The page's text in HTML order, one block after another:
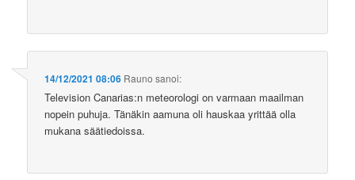
14/12/2021 08:06 Rauno sanoi:
Television Canarias:n meteorologi on varmaan maailman
nopein puhuja. Tänäkin aamuna oli hauskaa yrittää olla
mukana säätiedoissa.